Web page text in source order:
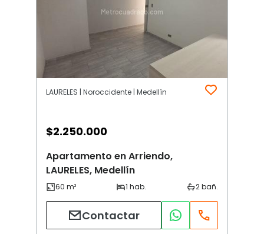
LAURELES | Noroccidente | Medellín
$2.250.000
Apartamento en Arriendo,
LAURELES, Medellín
Contactar